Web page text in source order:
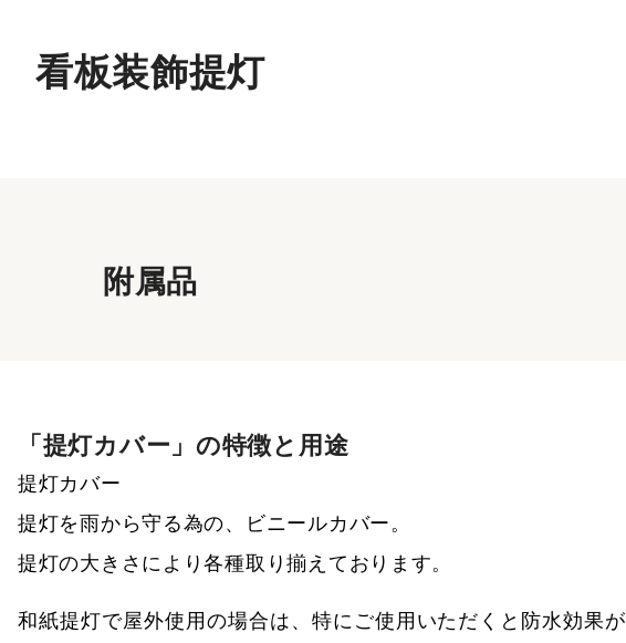
看板装飾提灯
附属品
「提灯カバー」の特徴と用途
提灯カバー
提灯を雨から守る為の、ビニールカバー。
提灯の大きさにより各種取り揃えております。
和紙提灯で屋外使用の場合は、特にご使用いただくと防水効果が